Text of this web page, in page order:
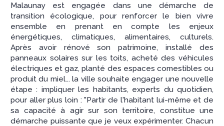
Malaunay est engagée dans une démarche de
transition écologique, pour renforcer le bien vivre
ensemble en prenant en compte les enjeux
énergétiques, climatiques, alimentaires, culturels.
Après avoir rénové son patrimoine, installé des
panneaux solaires sur les toits, acheté des véhicules
électriques et gaz, planté des espaces comestibles ou
produit du miel... la ville souhaite engager une nouvelle
étape : impliquer les habitants, experts du quotidien,
pour aller plus loin : "Partir de l'habitant lui-même et de
sa capacité à agir sur son territoire, constitue une
démarche puissante que je veux expérimenter. Chacun